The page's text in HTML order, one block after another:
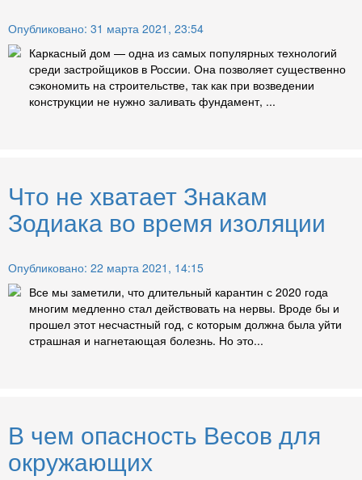
Опубликовано: 31 марта 2021, 23:54
Каркасный дом — одна из самых популярных технологий
среди застройщиков в России. Она позволяет существенно
сэкономить на строительстве, так как при возведении
конструкции не нужно заливать фундамент, ...
Что не хватает Знакам
Зодиака во время изоляции
Опубликовано: 22 марта 2021, 14:15
Все мы заметили, что длительный карантин с 2020 года
многим медленно стал действовать на нервы. Вроде бы и
прошел этот несчастный год, с которым должна была уйти
страшная и нагнетающая болезнь. Но это...
В чем опасность Весов для
окружающих